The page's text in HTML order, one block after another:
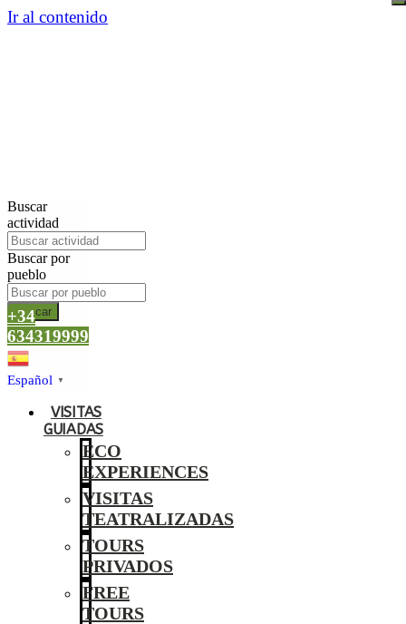
Ir al contenido
Buscar
actividad
Buscar por
pueblo
Buscar
+34
634319999
Español ▼
VISITAS
GUIADAS
ECO
EXPERIENCES
VISITAS
TEATRALIZADAS
TOURS
PRIVADOS
FREE
TOURS